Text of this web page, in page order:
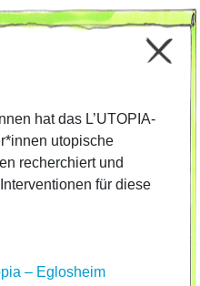
hat das L’UTOPIA-
utopische
recherchiert und
für diese
– Eglosheim